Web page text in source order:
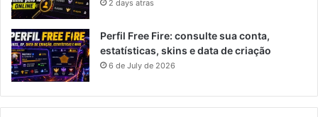
2 days atras
Perfil Free Fire: consulte sua conta,
estatísticas, skins e data de criação
6 de July de 2026